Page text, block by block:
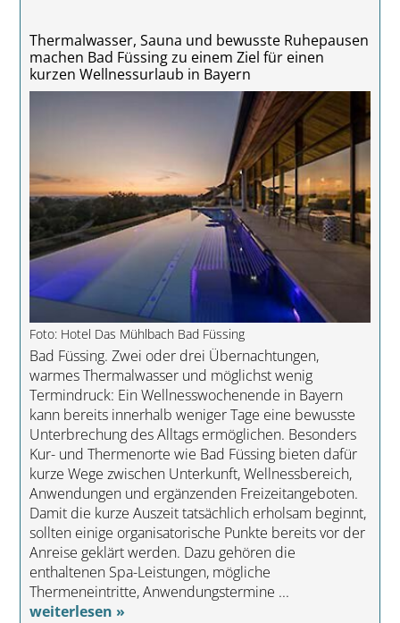
Thermalwasser, Sauna und bewusste Ruhepausen
machen Bad Füssing zu einem Ziel für einen
kurzen Wellnessurlaub in Bayern
Foto: Hotel Das Mühlbach Bad Füssing
Bad Füssing. Zwei oder drei Übernachtungen,
warmes Thermalwasser und möglichst wenig
Termindruck: Ein Wellnesswochenende in Bayern
kann bereits innerhalb weniger Tage eine bewusste
Unterbrechung des Alltags ermöglichen. Besonders
Kur- und Thermenorte wie Bad Füssing bieten dafür
kurze Wege zwischen Unterkunft, Wellnessbereich,
Anwendungen und ergänzenden Freizeitangeboten.
Damit die kurze Auszeit tatsächlich erholsam beginnt,
sollten einige organisatorische Punkte bereits vor der
Anreise geklärt werden. Dazu gehören die
enthaltenen Spa-Leistungen, mögliche
Thermeneintritte, Anwendungstermine ...
weiterlesen »